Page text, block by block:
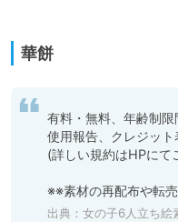
華餅
有料・無料、年齢制限
使用報告、クレジット
(詳しい規約はHPにて
※※素材の再配布や転
出典： 女の子6人立ち